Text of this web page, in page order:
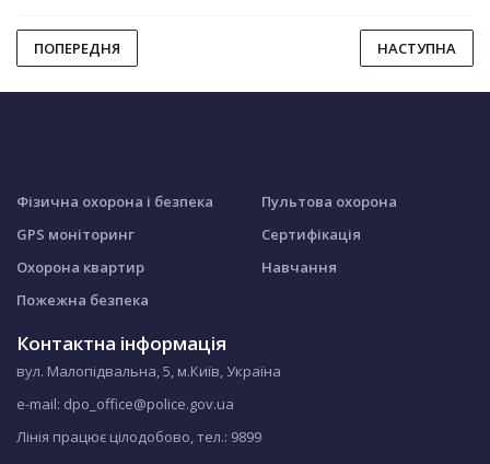
ПОПЕРЕДНЯ НАСТУПНА
Фізична охорона і безпека
GPS моніторинг
Охорона квартир
Пожежна безпека
Пультова охорона
Сертифікація
Навчання
Контактна інформація
вул. Малопідвальна, 5, м.Київ, Україна
e-mail: dpo_office@police.gov.ua
Лінія працює цілодобово, тел.: 9899